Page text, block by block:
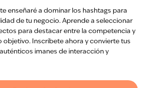
te enseñaré a dominar los hashtags para
de tu negocio. Aprende a seleccionar
para destacar entre la competencia y
objetivo. Inscríbete ahora y convierte tus
imanes de interacción y